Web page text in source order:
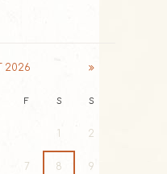
2026
F S S
2
7 8 9